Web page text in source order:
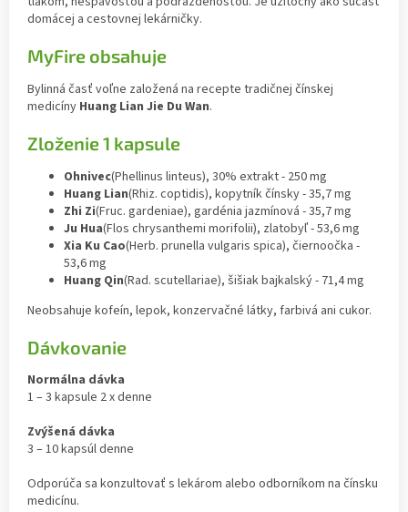
domácej a cestovnej lekárničky.
MyFire obsahuje
Bylinná časť voľne založená na recepte tradičnej čínskej
medicíny Huang Lian Jie Du Wan.
Zloženie 1 kapsule
Ohnivec(Phellinus linteus), 30% extrakt - 250 mg
Huang Lian(Rhiz. coptidis), kopytník čínsky - 35,7 mg
Zhi Zi(Fruc. gardeniae), gardénia jazmínová - 35,7 mg
Ju Hua(Flos chrysanthemi morifolii), zlatobyľ - 53,6 mg
Xia Ku Cao(Herb. prunella vulgaris spica), čiernoočka -
53,6 mg
Huang Qin(Rad. scutellariae), šišiak bajkalský - 71,4 mg
Neobsahuje kofeín, lepok, konzervačné látky, farbivá ani cukor.
Dávkovanie
Normálna dávka
1 – 3 kapsule 2 x denne
Zvýšená dávka
3 – 10 kapsúl denne
Odporúča sa konzultovať s lekárom alebo odborníkom na čínsku
medicínu.